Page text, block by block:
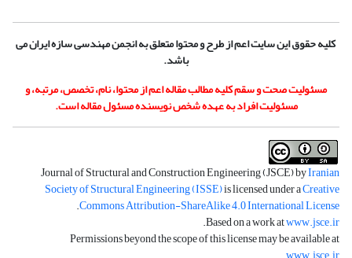
کلیه حقوق این سایت اعم از طرح و محتوا متعلق به انجمن مهندسی سازه ایران می
باشد.
مسئولیت صحت و سقم کلیه مطالب مقاله اعم از محتوا، نام، تخصص، مرتبه، و
مسئولیت افراد به عهده شخص نویسنده مسئول مقاله است.
Journal of Structural and Construction Engineering (JSCE) byIranian
Society of Structural Engineering (ISSE)is licensed under aCreative
Commons Attribution-ShareAlike 4.0 International License
.
Based on a work atwww.jsce.ir
.
Permissions beyond the scope of this license may be available at